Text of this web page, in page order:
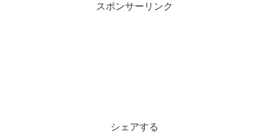
スポンサーリンク
シェアする